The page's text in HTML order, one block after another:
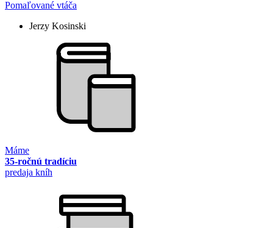
Pomaľované vtáča
Jerzy Kosinski
Máme
35-ročnú tradíciu
predaja kníh